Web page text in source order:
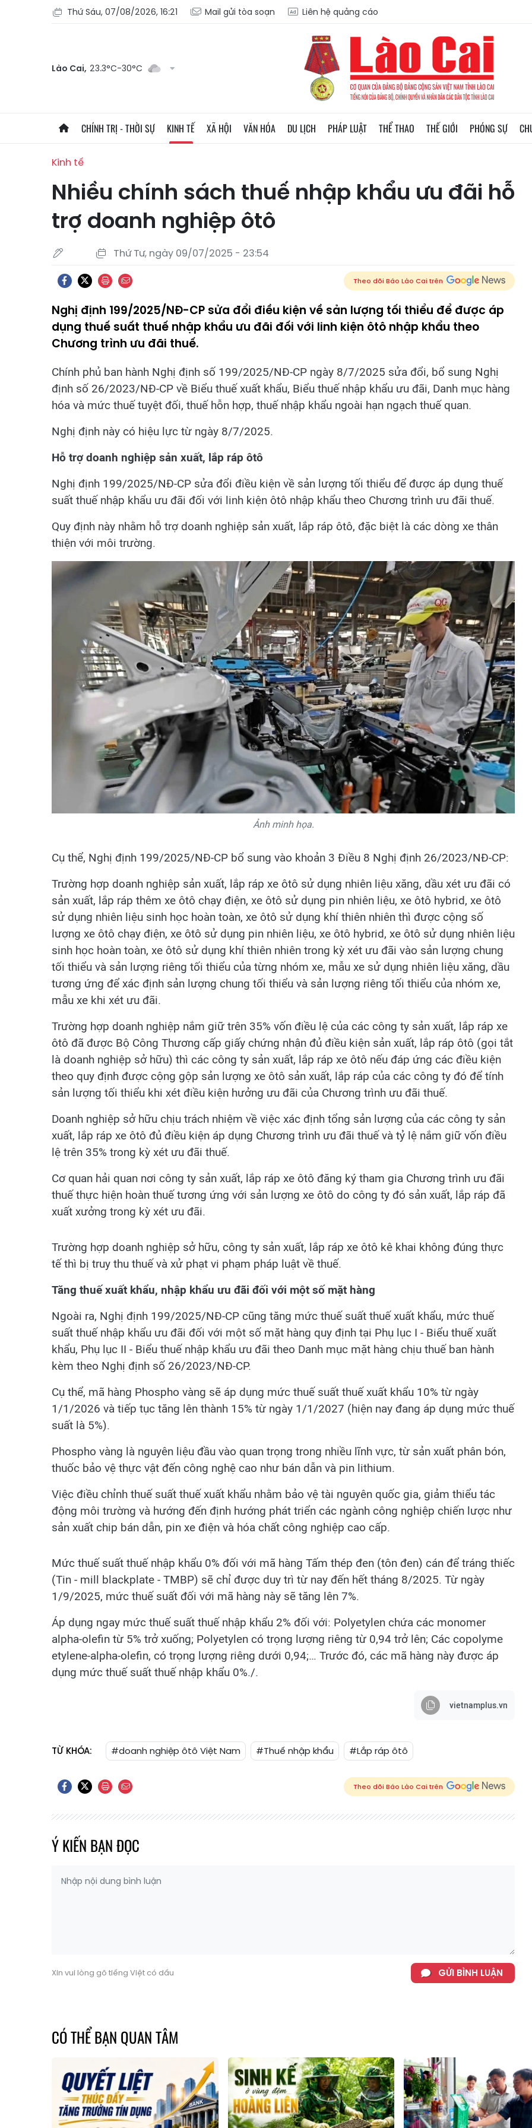
Thứ Sáu, 07/08/2026, 16:21 Mail gửi tòa soạn Liên hệ quảng cáo
Lào Cai, 23.3°C-30°C
CHÍNH TRỊ - THỜI SỰ KINH TẾ XÃ HỘI VĂN HÓA DU LỊCH PHÁP LUẬT THỂ THAO THẾ GIỚI PHÓNG SỰ
Kinh tế
Nhiều chính sách thuế nhập khẩu ưu đãi hỗ
trợ doanh nghiệp ôtô
Thứ Tư, ngày 09/07/2025 - 23:54
Theo dõi Báo Lào Cai trên
Nghị định 199/2025/NĐ-CP sửa đổi điều kiện về sản lượng tối thiểu để được áp
dụng thuế suất thuế nhập khẩu ưu đãi đối với linh kiện ôtô nhập khẩu theo
Chương trình ưu đãi thuế.
Chính phủ ban hành Nghị định số 199/2025/NĐ-CP ngày 8/7/2025 sửa đổi, bổ sung Nghị
định số 26/2023/NĐ-CP về Biểu thuế xuất khẩu, Biểu thuế nhập khẩu ưu đãi, Danh mục hàng
hóa và mức thuế tuyệt đối, thuế hỗn hợp, thuế nhập khẩu ngoài hạn ngạch thuế quan.
Nghị định này có hiệu lực từ ngày 8/7/2025.
Hỗ trợ doanh nghiệp sản xuất, lắp ráp ôtô
Nghị định 199/2025/NĐ-CP sửa đổi điều kiện về sản lượng tối thiểu để được áp dụng thuế
suất thuế nhập khẩu ưu đãi đối với linh kiện ôtô nhập khẩu theo Chương trình ưu đãi thuế.
Quy định này nhằm hỗ trợ doanh nghiệp sản xuất, lắp ráp ôtô, đặc biệt là các dòng xe thân
thiện với môi trường.
Ảnh minh họa.
Cụ thể, Nghị định 199/2025/NĐ-CP bổ sung vào khoản 3 Điều 8 Nghị định 26/2023/NĐ-CP:
Trường hợp doanh nghiệp sản xuất, lắp ráp xe ôtô sử dụng nhiên liệu xăng, dầu xét ưu đãi có
sản xuất, lắp ráp thêm xe ôtô chạy điện, xe ôtô sử dụng pin nhiên liệu, xe ôtô hybrid, xe ôtô
sử dụng nhiên liệu sinh học hoàn toàn, xe ôtô sử dụng khí thiên nhiên thì được cộng số
lượng xе ôtô chạy điện, xe ôtô sử dụng pin nhiên liệu, xe ôtô hybrid, xe ôtô sử dụng nhiên liệu
sinh học hoàn toàn, xe ôtô sử dụng khí thiên nhiên trong kỳ xét ưu đãi vào sản lượng chung
tối thiểu và sản lượng riêng tối thiểu của từng nhóm xe, mẫu xe sử dụng nhiên liệu xăng, dầu
tương ứng để xác định sản lượng chung tối thiểu và sản lượng riêng tối thiểu của nhóm xe,
mẫu xe khi xét ưu đãi.
Trường hợp doanh nghiệp nắm giữ trên 35% vốn điều lệ của các công ty sản xuất, lắp ráp xe
ôtô đã được Bộ Công Thương cấp giấy chứng nhận đủ điều kiện sản xuất, lắp ráp ôtô (gọi tắt
là doanh nghiệp sở hữu) thì các công ty sản xuất, lắp ráp xe ôtô nếu đáp ứng các điều kiện
theo quy định được cộng gộp sản lượng xe ôtô sản xuất, lắp ráp của các công ty đó để tính
sản lượng tối thiểu khi xét điều kiện hưởng ưu đãi của Chương trình ưu đãi thuế.
Doanh nghiệp sở hữu chịu trách nhiệm về việc xác định tổng sản lượng của các công ty sản
xuất, lắp ráp xe ôtô đủ điều kiện áp dụng Chương trình ưu đãi thuế và tỷ lệ nắm giữ vốn điều
lệ trên 35% trong kỳ xét ưu đãi thuế.
Cơ quan hải quan nơi công ty sản xuất, lắp ráp xe ôtô đăng ký tham gia Chương trình ưu đãi
thuế thực hiện hoàn thuế tương ứng với sản lượng xe ôtô do công ty đó sản xuất, lắp ráp đã
xuất xưởng trong kỳ xét ưu đãi.
Trường hợp doanh nghiệp sở hữu, công ty sản xuất, lắp ráp xe ôtô kê khai không đúng thực
tế thì bị truy thu thuế và xử phạt vi phạm pháp luật về thuế.
Tăng thuế xuất khẩu, nhập khẩu ưu đãi đối với một số mặt hàng
Ngoài ra, Nghị định 199/2025/NĐ-CP cũng tăng mức thuế suất thuế xuất khẩu, mức thuế
suất thuế nhập khẩu ưu đãi đối với một số mặt hàng quy định tại Phụ lục I - Biểu thuế xuất
khẩu, Phụ lục II - Biểu thuế nhập khẩu ưu đãi theo Danh mục mặt hàng chịu thuế ban hành
kèm theo Nghị định số 26/2023/NĐ-CP.
Cụ thể, mã hàng Phospho vàng sẽ áp dụng mức thuế suất thuế xuất khẩu 10% từ ngày
1/1/2026 và tiếp tục tăng lên thành 15% từ ngày 1/1/2027 (hiện nay đang áp dụng mức thuế
suất là 5%).
Phospho vàng là nguyên liệu đầu vào quan trọng trong nhiều lĩnh vực, từ sản xuất phân bón,
thuốc bảo vệ thực vật đến công nghệ cao như bán dẫn và pin lithium.
Việc điều chỉnh thuế suất thuế xuất khẩu nhằm bảo vệ tài nguyên quốc gia, giảm thiểu tác
động môi trường và hướng đến định hướng phát triển các ngành công nghiệp chiến lược như
sản xuất chip bán dẫn, pin xe điện và hóa chất công nghiệp cao cấp.
Mức thuế suất thuế nhập khẩu 0% đối với mã hàng Tấm thép đen (tôn đen) cán để tráng thiếc
(Tin - mill blackplate - TMВР) sẽ chỉ được duy trì từ nay đến hết tháng 8/2025. Từ ngày
1/9/2025, mức thuế suất đối với mã hàng này sẽ tăng lên 7%.
Áp dụng ngay mức thuế suất thuế nhập khẩu 2% đối với: Polyetylen chứa các monomer
alpha-olefin từ 5% trở xuống; Polyetylen có trọng lượng riêng từ 0,94 trở lên; Các copolyme
etylene-alpha-olefin, có trọng lượng riêng dưới 0,94;… Trước đó, các mã hàng này được áp
dụng mức thuế suất thuế nhập khẩu 0%./.
vietnamplus.vn
TỪ KHÓA: #doanh nghiệp ôtô Việt Nam #Thuế nhập khẩu #Lắp ráp ôtô
Theo dõi Báo Lào Cai trên
Ý KIẾN BẠN ĐỌC
Xin vui lòng gõ tiếng Việt có dấu GỬI BÌNH LUẬN
CÓ THỂ BẠN QUAN TÂM